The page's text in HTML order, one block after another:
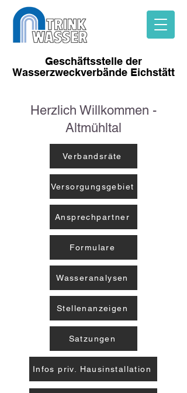
Geschäftsstelle der
Wasserzweckverbände Eichstätt
Herzlich Willkommen -
Altmühltal
Verbandsräte
Versorgungsgebiet
Ansprechpartner
Formulare
Wasseranalysen
Stellenanzeigen
Satzungen
Infos priv. Hausinstallation